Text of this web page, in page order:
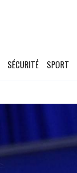
SÉCURITÉ SPORT